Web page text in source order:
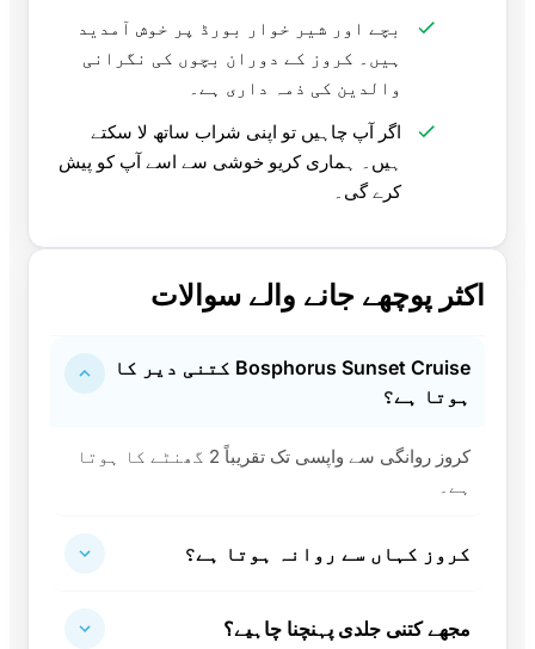
بچے اور شیر خوار بورڈ پر خوش آمدید
ہیں۔ کروز کے دوران بچوں کی نگرانی
والدین کی ذمہ داری ہے۔
اگر آپ چاہیں تو اپنی شراب ساتھ لا سکتے
ہیں۔ ہماری کریو خوشی سے اسے آپ کو پیش
کرے گی۔
اکثر پوچھے جانے والے سوالات
Bosphorus Sunset Cruise کتنی دیر کا
ہوتا ہے؟
کروز روانگی سے واپسی تک تقریباً 2 گھنٹے کا ہوتا
ہے۔
کروز کہاں سے روانہ ہوتا ہے؟
مجھے کتنی جلدی پہنچنا چاہیے؟